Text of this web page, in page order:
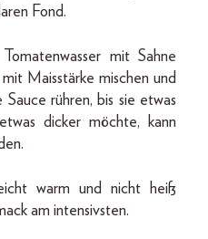
Fond.
mit Sahne
Maisstärke mischen und
rühren, bis sie etwas
dicker möchte, kann
warm und nicht heiß
am intensivsten.